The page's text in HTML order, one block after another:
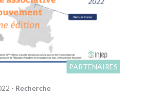
PARTENAIRES
- Recherche